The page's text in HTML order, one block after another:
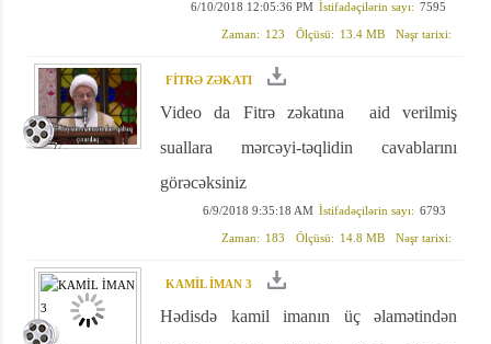
7595
İstifadəçilərin sayı:
6/10/2018 12:05:36 PM
Nəşr tarixi:
13.4 MB
Ölçüsü:
123
Zaman:
FİTRƏ ZƏKATI
Video da Fitrə zəkatına aid verilmiş
suallara mərcəyi-təqlidin cavablarını
görəcəksiniz
6793
İstifadəçilərin sayı:
6/9/2018 9:35:18 AM
Nəşr tarixi:
14.8 MB
Ölçüsü:
183
Zaman:
KAMİL İMAN 3
Hədisdə kamil imanın üç əlamətindən